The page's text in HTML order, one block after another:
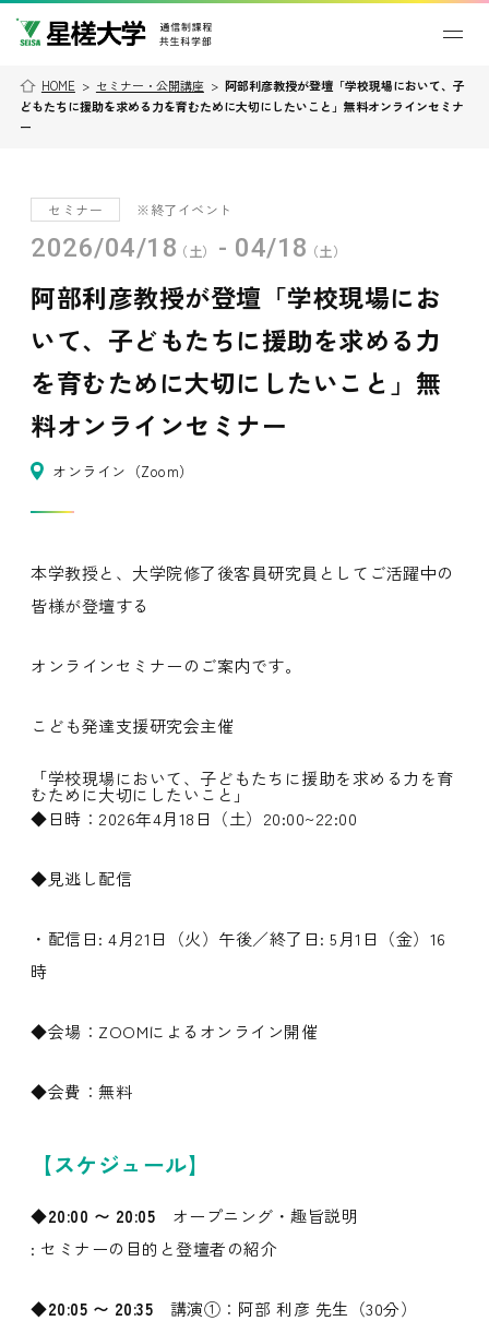
HOME > セミナー・公開講座> 阿部利彦教授が登壇「学校現場において、子
どもたちに援助を求める力を育むために大切にしたいこと」無料オンラインセミナ
ー
セミナー ※終了イベント
2026/04/18（土） - 04/18（土）
阿部利彦教授が登壇「学校現場にお
いて、子どもたちに援助を求める力
を育むために大切にしたいこと」無
料オンラインセミナー
オンライン（Zoom）
本学教授と、大学院修了後客員研究員としてご活躍中の
皆様が登壇する
オンラインセミナーのご案内です。
こども発達支援研究会主催
「学校現場において、子どもたちに援助を求める力を育
むために大切にしたいこと」
◆日時：2026年4月18日（土）20:00~22:00
◆見逃し配信
・配信日: 4月21日（火）午後／終了日: 5月1日（金）16
時
◆会場：ZOOMによるオンライン開催
◆会費：無料
【スケジュール】
◆20:00 〜 20:05 オープニング・趣旨説明
: セミナーの目的と登壇者の紹介
◆20:05 〜 20:35 講演①：阿部 利彦 先生（30分）